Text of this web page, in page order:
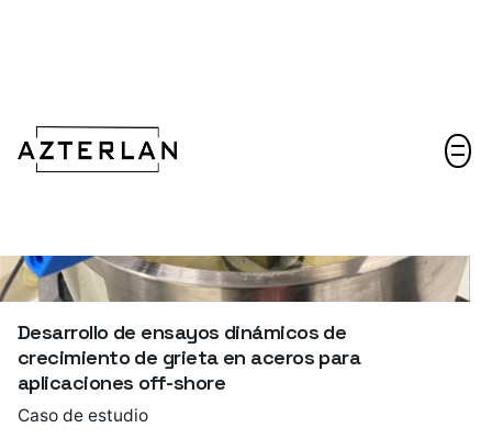
Desarrollo de ensayos dinámicos de
crecimiento de grieta en aceros para
aplicaciones off-shore
Caso de estudio